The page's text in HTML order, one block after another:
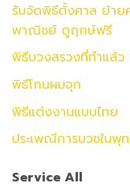
รับจัดพิธีตั้งศาล ย้าย
พาณิชย์ ดูฤกษ์ฟรี
พิธีบวงสรวงที่ทำแล้ว
พิธีโกนผมจุก
พิธีแต่งงานแบบไทย
ประเพณีการบวชในพุ
Service All